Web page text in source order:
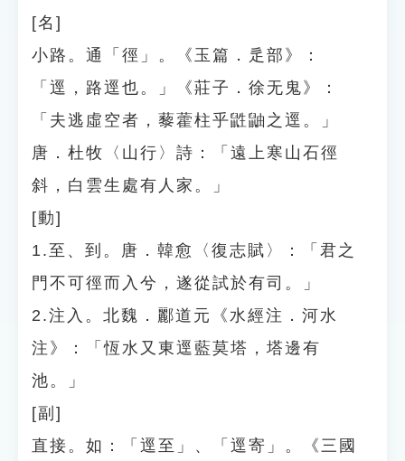
[名]
小路。通「徑」。《玉篇．辵部》：
「逕，路逕也。」《莊子．徐无鬼》：
「夫逃虛空者，藜藿柱乎鼪鼬之逕。」
唐．杜牧〈山行〉詩：「遠上寒山石徑
斜，白雲生處有人家。」
[動]
1.至、到。唐．韓愈〈復志賦〉：「君之
門不可徑而入兮，遂從試於有司。」
2.注入。北魏．酈道元《水經注．河水
注》：「恆水又東逕藍莫塔，塔邊有
池。」
[副]
直接。如：「逕至」、「逕寄」。《三國